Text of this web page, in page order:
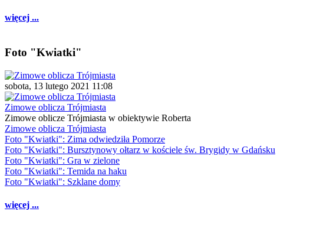
więcej ...
Foto "Kwiatki"
sobota, 13 lutego 2021 11:08
Zimowe oblicza Trójmiasta
Zimowe oblicze Trójmiasta w obiektywie Roberta
Zimowe oblicza Trójmiasta
Foto "Kwiatki": Zima odwiedziła Pomorze
Foto "Kwiatki": Bursztynowy ołtarz w kościele św. Brygidy w Gdańsku
Foto "Kwiatki": Gra w zielone
Foto "Kwiatki": Temida na haku
Foto "Kwiatki": Szklane domy
więcej ...